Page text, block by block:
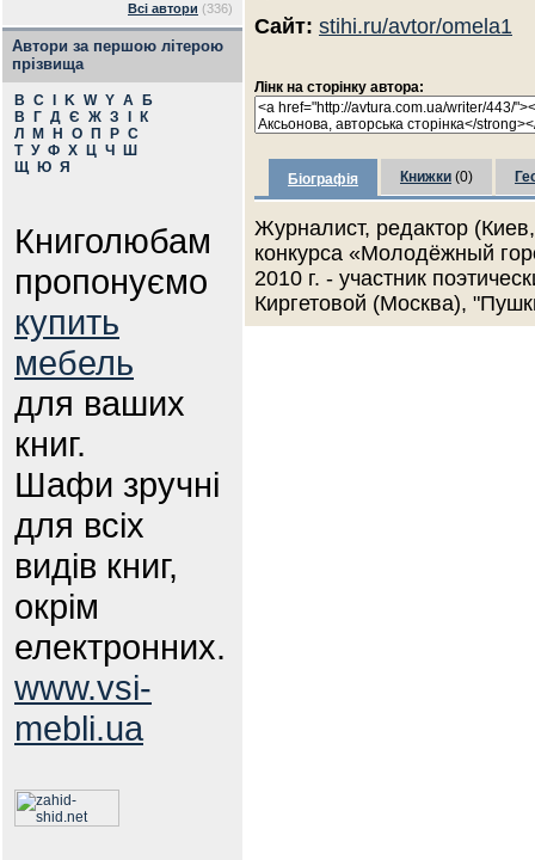
Всі автори (336)
Автори за першою літерою
прізвища
B C K W Y А
Б
В
Г Д Є Ж З
К
Л
М Н О П Р С
Т У Ф Х Ц Ч
Ш
Щ
Ю Я
Книголюбам
пропонуємо
купить
мебель
для ваших
книг.
Шафи зручні
для всіх
видів книг,
окрім
електронних.
www.vsi-
mebli.ua
Сайт: stihi.ru/avtor/omela1
Лінк на сторінку автора:
Біографія Книжки (0)
Журналист, редактор
конкурса «Молодёжный
2010 г. - участник
Киргетовой (Москва),